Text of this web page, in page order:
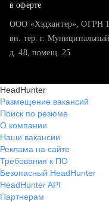
в оферте
ООО «Хэдхантер», ОГРН
вн. тер. г. Муниципальный
д. 48, помещ. 25
HeadHunter
Размещение вакансий
Поиск по резюме
О компании
Наши вакансии
Реклама на сайте
Требования к ПО
Безопасный HeadHunter
HeadHunter API
Партнерам